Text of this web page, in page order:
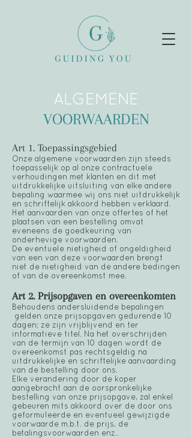
ALGEMENE
VOORWAARDEN
Art 1. Toepassingsgebied
Onze algemene voorwaarden zijn steeds
toepasselijk op al onze contractuele
verhoudingen met klanten en dit met
uitdrukkelijke uitsluiting van elke andere
bepaling waarmee wij ons niet uitdrukkelijk
en schriftelijk akkoord hebben verklaard.
Het aanvaarden van onze offertes of het
plaatsen van een bestelling omvat
eveneens de goedkeuring van
onderhevige voorwaarden.
De eventuele nietigheid of ongeldigheid
van een van deze voorwaarden brengt
niet de nietigheid van de andere bedingen
of van de overeenkomst mee.
Art 2. Prijsopgaven en overeenkomten
Behoudens andersluidende bepalingen
gelden onze prijsopgaven gedurende 10
dagen; ze zijn vrijblijvend en ter
informatieve titel. Na het overschrijden
van de termijn van 10 dagen wordt de
overeenkomst pas rechtsgeldig na
uitdrukkelijke en schriftelijke aanvaarding
van de bestelling door ons.
Elke verandering door de koper
aangebracht aan de oorspronkelijke
bestelling van onze prijsopgave, zal enkel
gebeuren mits akkoord over de door ons
geformuleerde en eventueel gewijzigde
voorwaarde m.b.t. de prijs, de
betalingsvoorwaarden enz..